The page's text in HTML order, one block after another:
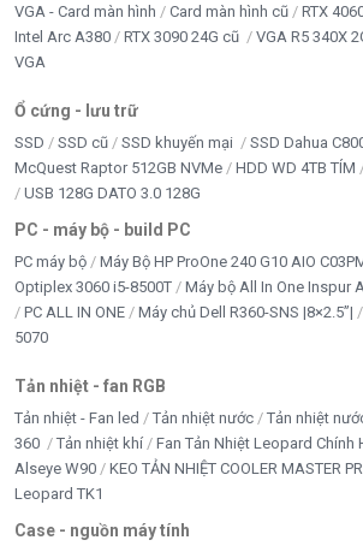
VGA - Card màn hình Card màn hình cũ
RTX
Intel Arc A380
RTX 3090 24G cũ VGA R5 340X
VGA
Ổ cứng - lưu trữ
SSD SSD cũ SSD khuyến mại SSD Dahua
McQuest Raptor 512GB NVMe
HDD WD 4TB TÍM
USB 128G DATO 3.0 128G
PC - máy bộ - build PC
PC máy bộ Máy Bộ HP ProOne 240 G10 AIO
Optiplex 3060 i5-8500T
Máy bộ All In One Inspur
PC ALL IN ONE
Máy chủ Dell R360-SNS |8×2.5”|
5070
Tản nhiệt - fan RGB
Tản nhiệt - Fan led Tản nhiệt nước
Tản nhiệt
360
Tản nhiệt khí Fan Tản Nhiệt Leopard Chính
Alseye W90
KEO TẢN NHIỆT COOLER MASTER
Leopard TK1
Case - nguồn máy tính